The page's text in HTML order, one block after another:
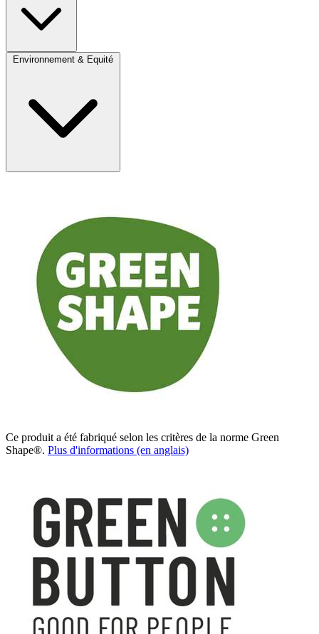
Environnement & Equité
Ce produit a été fabriqué selon les critères de la norme Green
Shape®. Plus d'informations (en anglais)